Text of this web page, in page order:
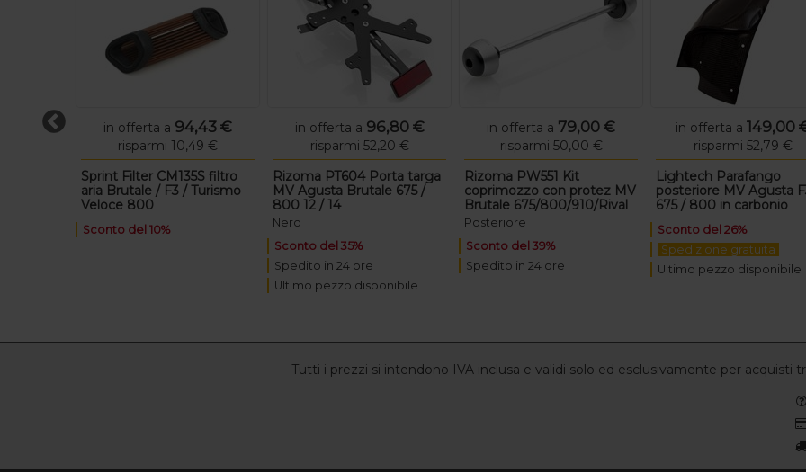
in offerta a 94,43 €
risparmi 10,49 €
Sprint Filter CM135S filtro
aria Brutale / F3 / Turismo
Veloce 800
Sconto del 10%
in offerta a 96,80 €
risparmi 52,20 €
Rizoma PT604 Porta targa
MV Agusta Brutale 675 /
800 12 / 14
Nero
Sconto del 35%
Spedito in 24 ore
Ultimo pezzo disponibile
in offerta a 79,00 €
risparmi 50,00 €
Rizoma PW551 Kit
coprimozzo con protez MV
Brutale 675/800/910/Rival
Posteriore
Sconto del 39%
Spedito in 24 ore
in offerta a 149,00
risparmi 52,79 €
Lightech Parafango
posteriore MV Agusta
675 / 800 in carbonio
Sconto del 26%
Spedizione gratuita
Ultimo pezzo disponibile
Tutti i prezzi si intendono IVA inclusa e validi solo ed esclusivamente per acquisti